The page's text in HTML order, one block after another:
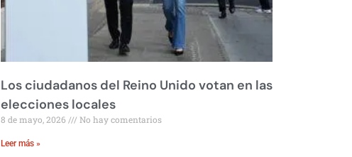
Los ciudadanos del Reino Unido votan en las
elecciones locales
8 de mayo, 2026 No hay comentarios
Leer más »